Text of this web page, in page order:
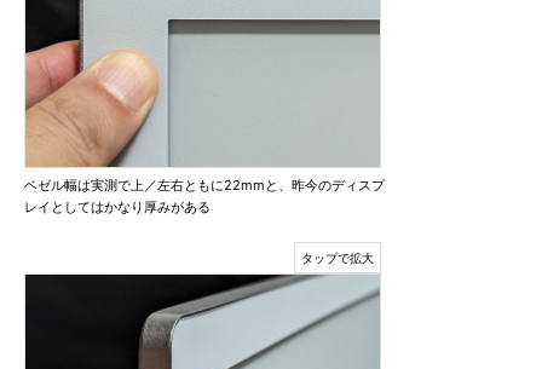
ベゼル幅は実測で上／左右ともに22mmと、昨今のディスプ
レイとしてはかなり厚みがある